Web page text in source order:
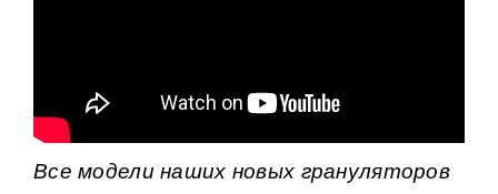
Все модели наших новых грануляторов